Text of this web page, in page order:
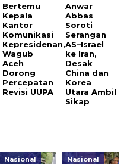
Bertemu
Kepala
Kantor
Komunikasi
Kepresidenan,
Wagub
Aceh
Dorong
Percepatan
Revisi UUPA
Anwar
Abbas
Soroti
Serangan
AS–Israel
ke Iran,
Desak
China dan
Korea
Utara Ambil
Sikap
Nasional Nasional